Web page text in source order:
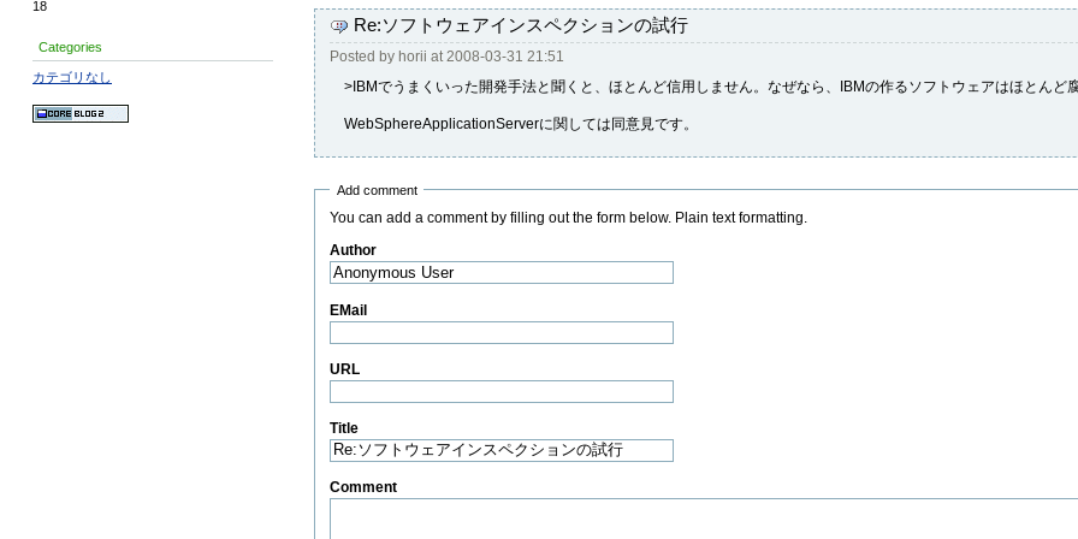
18
Categories
カテゴリなし
Re:ソフトウェアインスペクションの試行
Posted by horii at2008-03-31 21:51
>IBMでうまくいった開発手法と聞くと、ほとんど信用しません。なぜなら、IBMの作るソフトウェアはほとんど
WebSphereApplicationServerに関しては同意見です。
Add comment
You can add a comment by filling out the form below. Plain text formatting.
Author
EMail
URL
Title
Comment